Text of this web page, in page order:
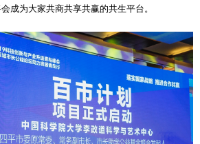
成为大家共商共享共赢的共生平台。